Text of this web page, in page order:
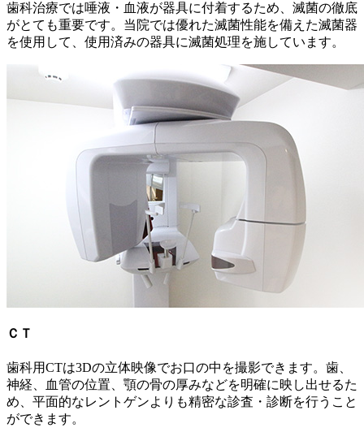
歯科治療では唾液・血液が器具に付着するため、滅菌の徹底
がとても重要です。当院では優れた滅菌性能を備えた滅菌器
を使用して、使用済みの器具に滅菌処理を施しています。
ＣＴ
歯科用CTは3Dの立体映像でお口の中を撮影できます。歯、
神経、血管の位置、顎の骨の厚みなどを明確に映し出せるた
め、平面的なレントゲンよりも精密な診査・診断を行うこと
ができます。